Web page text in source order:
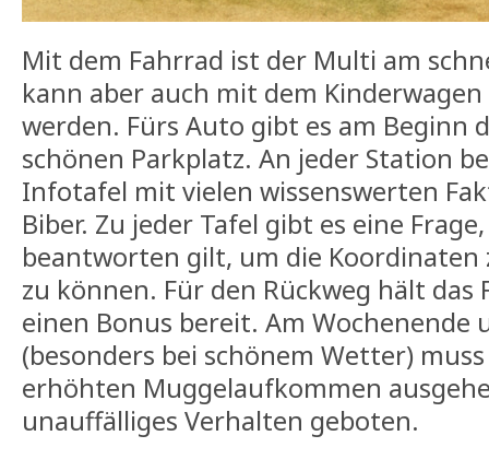
Mit dem Fahrrad ist der Multi am
kann aber auch mit dem
werden. Fürs Auto gibt es am Beginn
schönen Parkplatz. An jeder Station
Infotafel mit vielen wissenswerten
Biber. Zu jeder Tafel gibt es eine
beantworten gilt, um die Koordinaten
zu können. Für den Rückweg hält
einen Bonus bereit. Am Wochenende
(besonders bei schönem Wetter)
erhöhten Muggelaufkommen
unauffälliges Verhalten geboten.